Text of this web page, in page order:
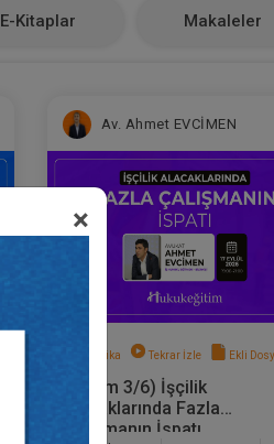
×
E-Kitaplar Makaleler
Av. Ahmet EVCİMEN
Sertifika Tekrar İzle Ekli
(Eğitim 3/6) İşçilik
Alacaklarında Fazla
Çalışmanın İspatı